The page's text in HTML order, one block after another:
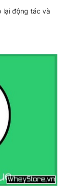
lại động tác và